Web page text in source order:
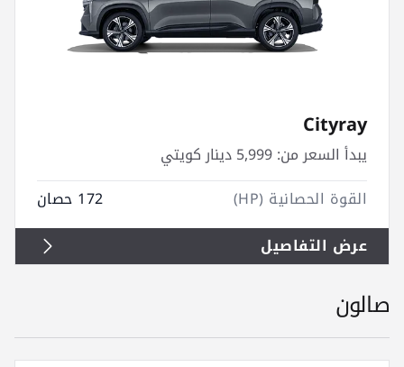
Cityray
يبدأ السعر من:
القوة الحصانية (HP)
172 حصان
عرض التفاصيل
صالون